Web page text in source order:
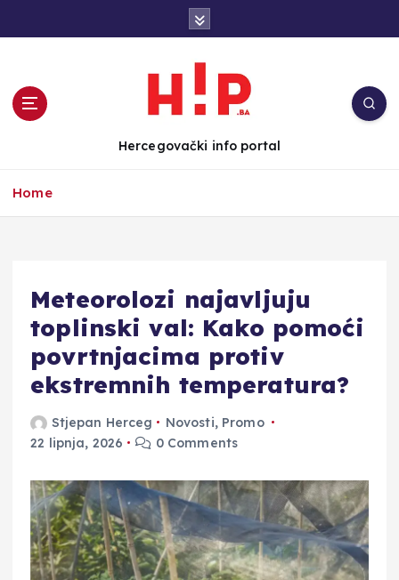
e
Hercegovački info portal
Home
Meteorolozi najavljuju
toplinski val: Kako pomoći
povrtnjacima protiv
ekstremnih temperatura?
Stjepan Herceg Novosti, Promo
22 lipnja, 2026
0 Comments